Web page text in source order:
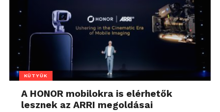
KÜTYÜK
A HONOR mobilokra is elérhetők
lesznek az ARRI megoldásai